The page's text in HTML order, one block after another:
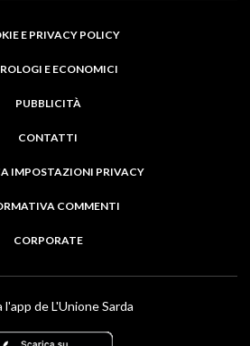
E PRIVACY POLICY
E ECONOMICI
PUBBLICITÀ
CONTATTI
IMPOSTAZIONI PRIVACY
COMMENTI
CORPORATE
l'app de L'Unione Sarda